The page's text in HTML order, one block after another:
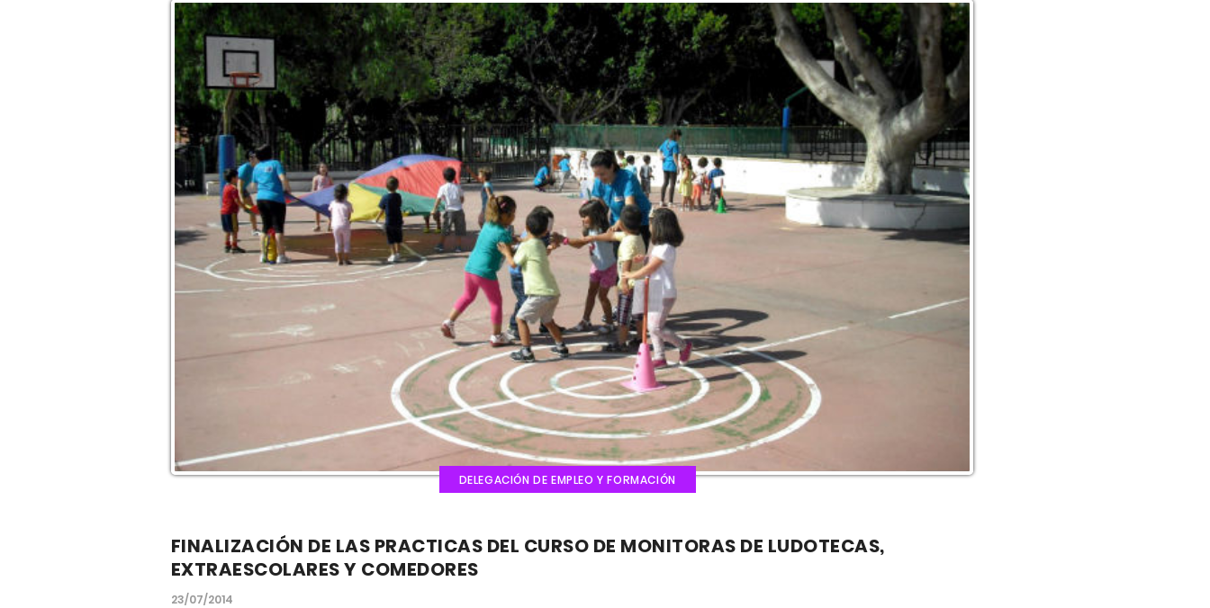
DELEGACIÓN DE EMPLEO Y FORMACIÓN
FINALIZACIÓN DE LAS PRACTICAS DEL CURSO DE MONITORAS DE LUDOTECAS,
EXTRAESCOLARES Y COMEDORES
23/07/2014